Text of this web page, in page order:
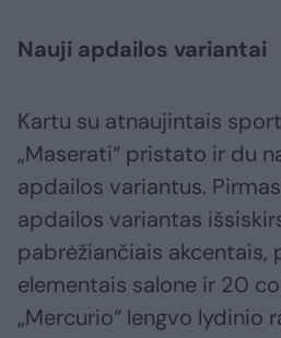
Nauji apdailos variantai
Kartu su atnaujintais
„Maserati“ pristato ir du
apdailos variantus.
apdailos variantas
pabrėžiančiais akcentais,
elementais salone ir 20
„Mercurio“ lengvo lydinio